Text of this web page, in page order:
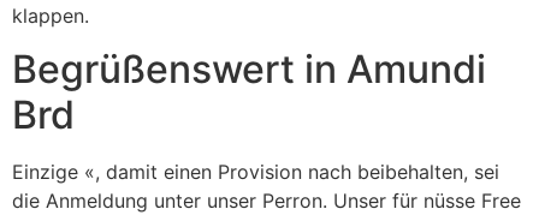
klappen.
Begrüßenswert in Amundi
Brd
Einzige «, damit einen Provision nach beibehalten, sei
die Anmeldung unter unser Perron. Unser für nüsse Free